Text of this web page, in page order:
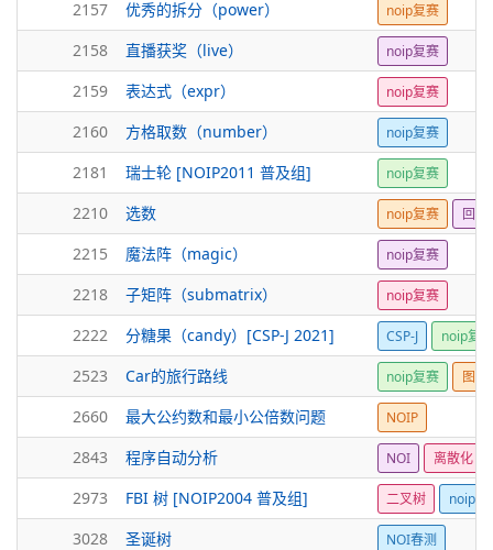
2157 优秀的拆分（power） noip复赛
2158 直播获奖（live） noip复赛
2159 表达式（expr） noip复赛
2160 方格取数（number） noip复赛
2181 瑞士轮 [NOIP2011 普及组] noip复赛
2210 选数 noip复赛 回溯
2215 魔法阵（magic） noip复赛
2218 子矩阵（submatrix） noip复赛
2222 分糖果（candy）[CSP-J 2021] CSP-J noip复赛
2523 Car的旅行路线 noip复赛 图论
2660 最大公约数和最小公倍数问题 NOIP
2843 程序自动分析 NOI 离散化
2973 FBI 树 [NOIP2004 普及组] 二叉树 noip
3028 圣诞树 NOI春测